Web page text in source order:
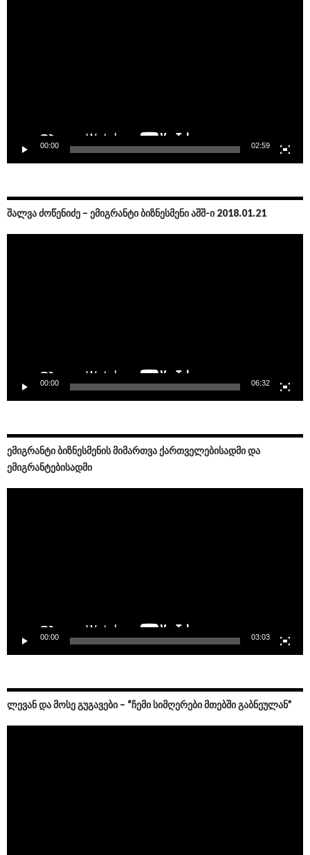
00:00 02:59
ᲨᲐᲚᲕᲐ ᲫᲝᲬᲔᲜᲘᲫᲔ – ᲔᲛᲘᲒᲠᲐᲜᲢᲘ ᲑᲘᲖᲜᲔᲡᲛᲔᲜᲘ ᲐᲨᲨ-Ი 2018.01.21
00:00 06:32
ᲔᲛᲘᲒᲠᲐᲜᲢᲘ ᲑᲘᲖᲜᲔᲡᲛᲔᲜᲘᲡ ᲛᲘᲛᲐᲠᲗᲕᲐ ᲥᲐᲠᲗᲕᲔᲚᲔᲑᲘᲡᲐᲓᲛᲘ ᲓᲐ
ᲔᲛᲘᲒᲠᲐᲜᲢᲔᲑᲘᲡᲐᲓᲛᲘ
00:00 03:03
ᲚᲔᲕᲐᲜ ᲓᲐ ᲛᲝᲡᲔ ᲒᲣᲒᲐᲕᲔᲑᲘ – “ᲩᲔᲛᲘ ᲡᲘᲛᲦᲔᲠᲔᲑᲘ ᲛᲗᲔᲑᲨᲘ ᲒᲐᲑᲜᲔᲣᲚᲐᲜ”